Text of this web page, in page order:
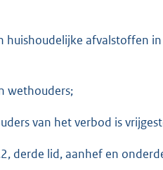
afvalstoffen
wethouders;
van het verbod is
derde lid, aanhef en